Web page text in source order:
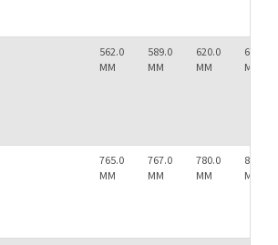
562.0
MM
589.0
MM
620.0
MM
645.0
MM
765.0
MM
767.0
MM
780.0
MM
800.0
MM